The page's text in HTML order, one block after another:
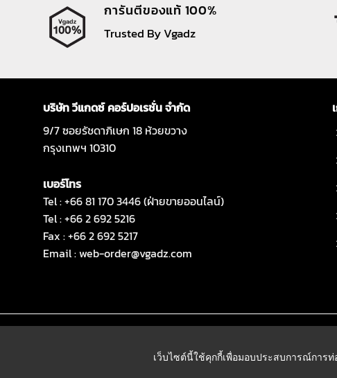
การันตีของแท้ 100%
Trusted By Vgadz
บริษัท วีแกดซ์ คอร์ปอเรชั่น จำกัด
9/7 ซอยรัชดาภิเษก 18 ห้วยขวาง
กรุงเทพฯ 10310
เบอร์โทร
Tel : +66 81 170 3446 (ฝ่ายขายออนไลน์)
Tel : +66 2 692 5216
Fax : +66 2 692 5217
Email :web-order@vgadz.com
เว็บไซต์นี้ใช้คุกกี้เพื่อมอบประสบการณ์การ